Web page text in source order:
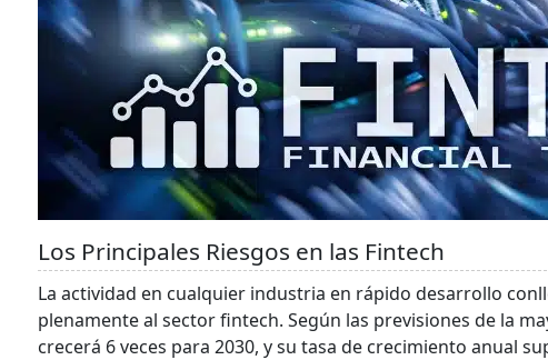
Los Principales Riesgos en las Fintech
La actividad en cualquier industria en rápido desarrollo
plenamente al sector fintech. Según las previsiones de la
crecerá 6 veces para 2030, y su tasa de crecimiento anual